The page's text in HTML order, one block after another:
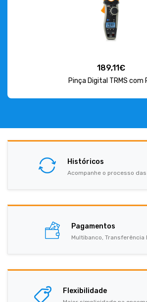
189,11€
Pinça Digital TRMS com
Históricos
Acompanhe o processo
Pagamentos
Multibanco, Transferência
Flexibilidade